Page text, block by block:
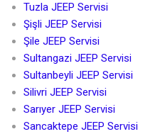
Tuzla JEEP Servisi
Şişli JEEP Servisi
Şile JEEP Servisi
Sultangazi JEEP Servisi
Sultanbeyli JEEP Servisi
Silivri JEEP Servisi
Sarıyer JEEP Servisi
Sancaktepe JEEP Servisi